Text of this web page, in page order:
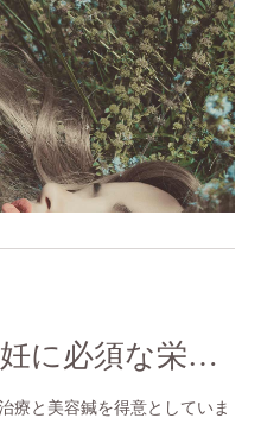
「ビタミンDは不妊に必須な栄養素」不妊治療の成功率が高い鍼灸サロン 恵比寿meilong
療と美容鍼を得意としていま